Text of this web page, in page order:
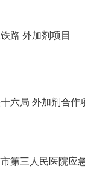
路 外加剂项目
六局 外加剂合作
第三人民医院应